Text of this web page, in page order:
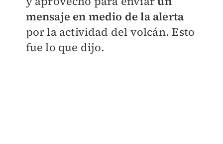
mensaje en medio de la alerta
por la actividad del volcán. Esto
fue lo que dijo.